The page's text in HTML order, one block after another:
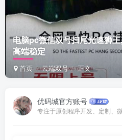
电脑pc微信双号扫尾光速狮
高端稳定
首页 云端双号 正文
优码城官方账号